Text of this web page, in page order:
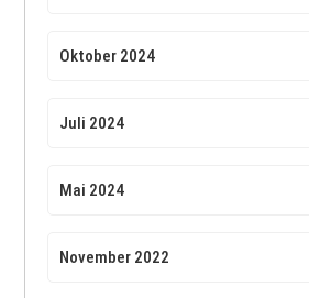
Oktober 2024
Juli 2024
Mai 2024
November 2022